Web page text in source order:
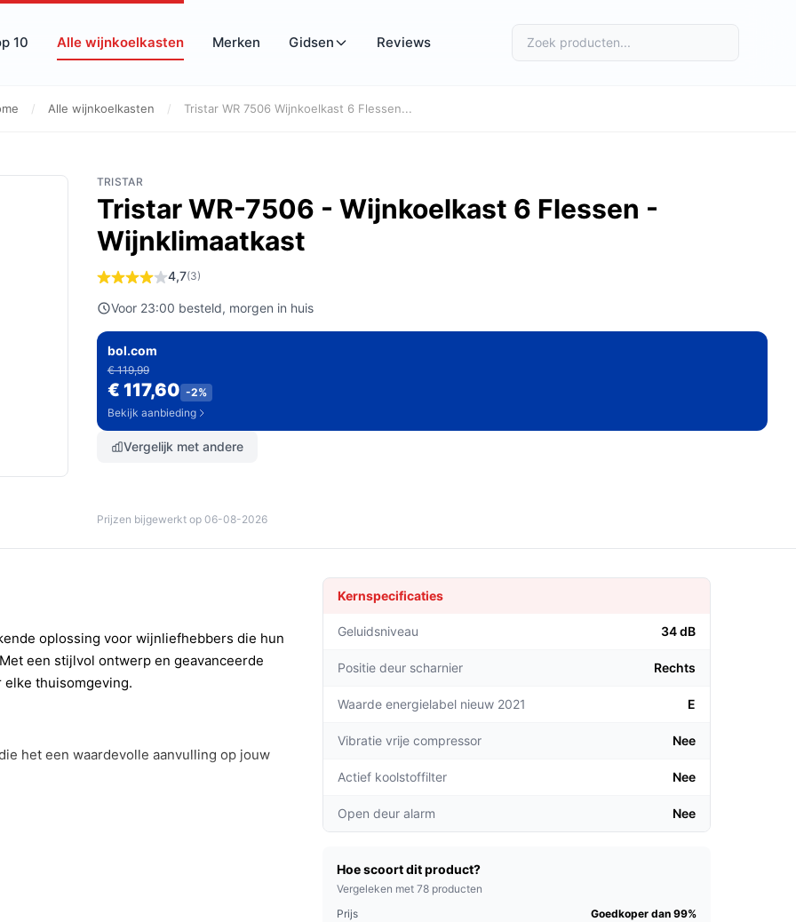
10 Alle wijnkoelkasten Merken Gidsen Reviews
/ Alle wijnkoelkasten / Tristar WR 7506 Wijnkoelkast 6 Flessen...
TRISTAR
Tristar WR-7506 - Wijnkoelkast 6 Flessen -
Wijnklimaatkast
4,7(3)
Voor 23:00 besteld, morgen in huis
bol.com
€ 119,99
€ 117,60 -2%
Bekijk aanbieding
Vergelijk met andere
Prijzen bijgewerkt op 06-08-2026
oplossing voor wijnliefhebbers die hun
een stijlvol ontwerp en geavanceerde
thuisomgeving.
het een waardevolle aanvulling op jouw
Kernspecificaties
Geluidsniveau 34 dB
Positie deur scharnier Rechts
Waarde energielabel nieuw 2021 E
Vibratie vrije compressor Nee
Actief koolstoffilter Nee
Open deur alarm Nee
Hoe scoort dit product?
Vergeleken met 78 producten
Prijs
Goedkoper dan 99%